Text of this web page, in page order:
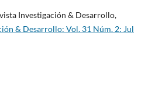
Investigación & Desarrollo,
& Desarrollo: Vol. 31 Núm. 2: Jul